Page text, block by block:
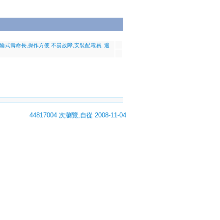
式壽命長,操作方便 不昜故障,安裝配電易, 適
44817004 次瀏覽,自從 2008-11-04